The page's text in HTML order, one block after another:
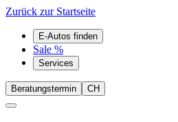
Zurück zur Startseite
E-Autos finden
Sale %
Services
Beratungstermin CH